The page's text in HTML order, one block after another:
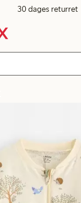
30 dages returret